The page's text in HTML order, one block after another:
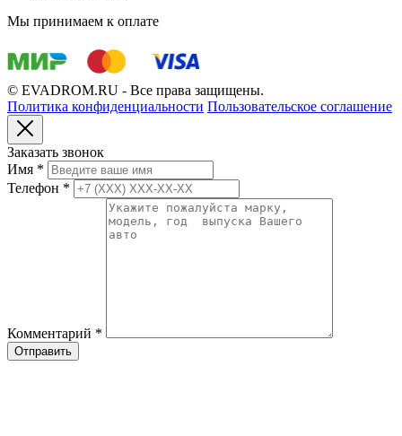
Мы принимаем к оплате
© EVADROM.RU - Все права защищены.
Политика конфиденциальности Пользовательское соглашение
Заказать звонок
Имя *
Телефон *
Комментарий *
Отправить